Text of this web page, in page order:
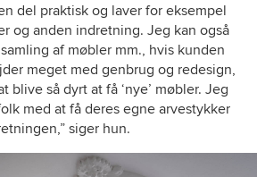
del praktisk og laver for eksempel
og anden indretning. Jeg kan også
af møbler mm., hvis kunden
meget med genbrug og redesign,
blive så dyrt at få ‘nye’ møbler. Jeg
med at få deres egne arvestykker
siger hun.